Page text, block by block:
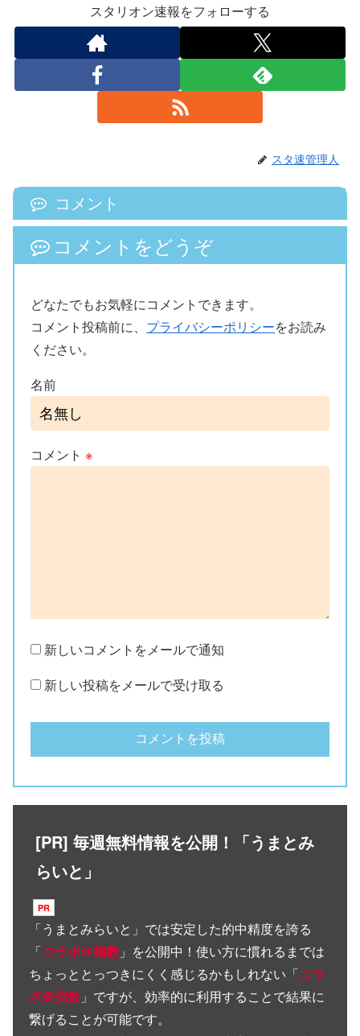
スタリオン速報をフォローする
スタ速管理人
コメント
コメントをどうぞ
どなたでもお気軽にコメントできます。
コメント投稿前に、 プライバシーポリシーをお読み
ください。
名前
コメント ※
新しいコメントをメールで通知
新しい投稿をメールで受け取る
[PR] 毎週無料情報を公開！「うまとみ
らいと」
「うまとみらいと 」では安定した的中精度を誇る
「コラボ＠指数 」を公開中！使い方に慣れるまでは
ちょっととっつきにくく感じるかもしれない「コラ
ボ＠指数 」ですが、効率的に利用することで結果に
繋げることが可能です。